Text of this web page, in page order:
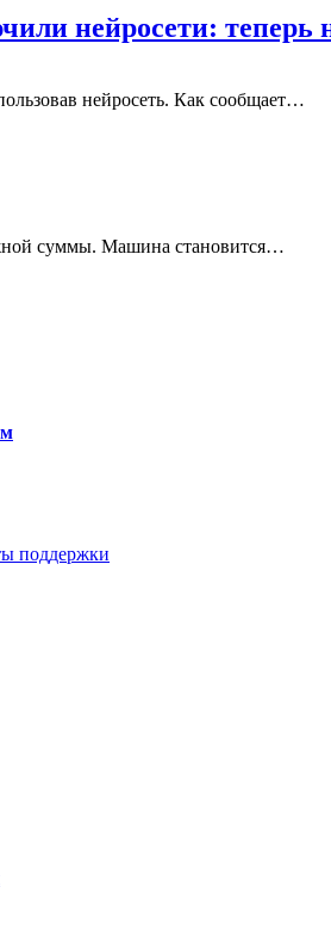
нейросети: теперь
нейросеть. Как сообщает…
суммы. Машина становится…
поддержки